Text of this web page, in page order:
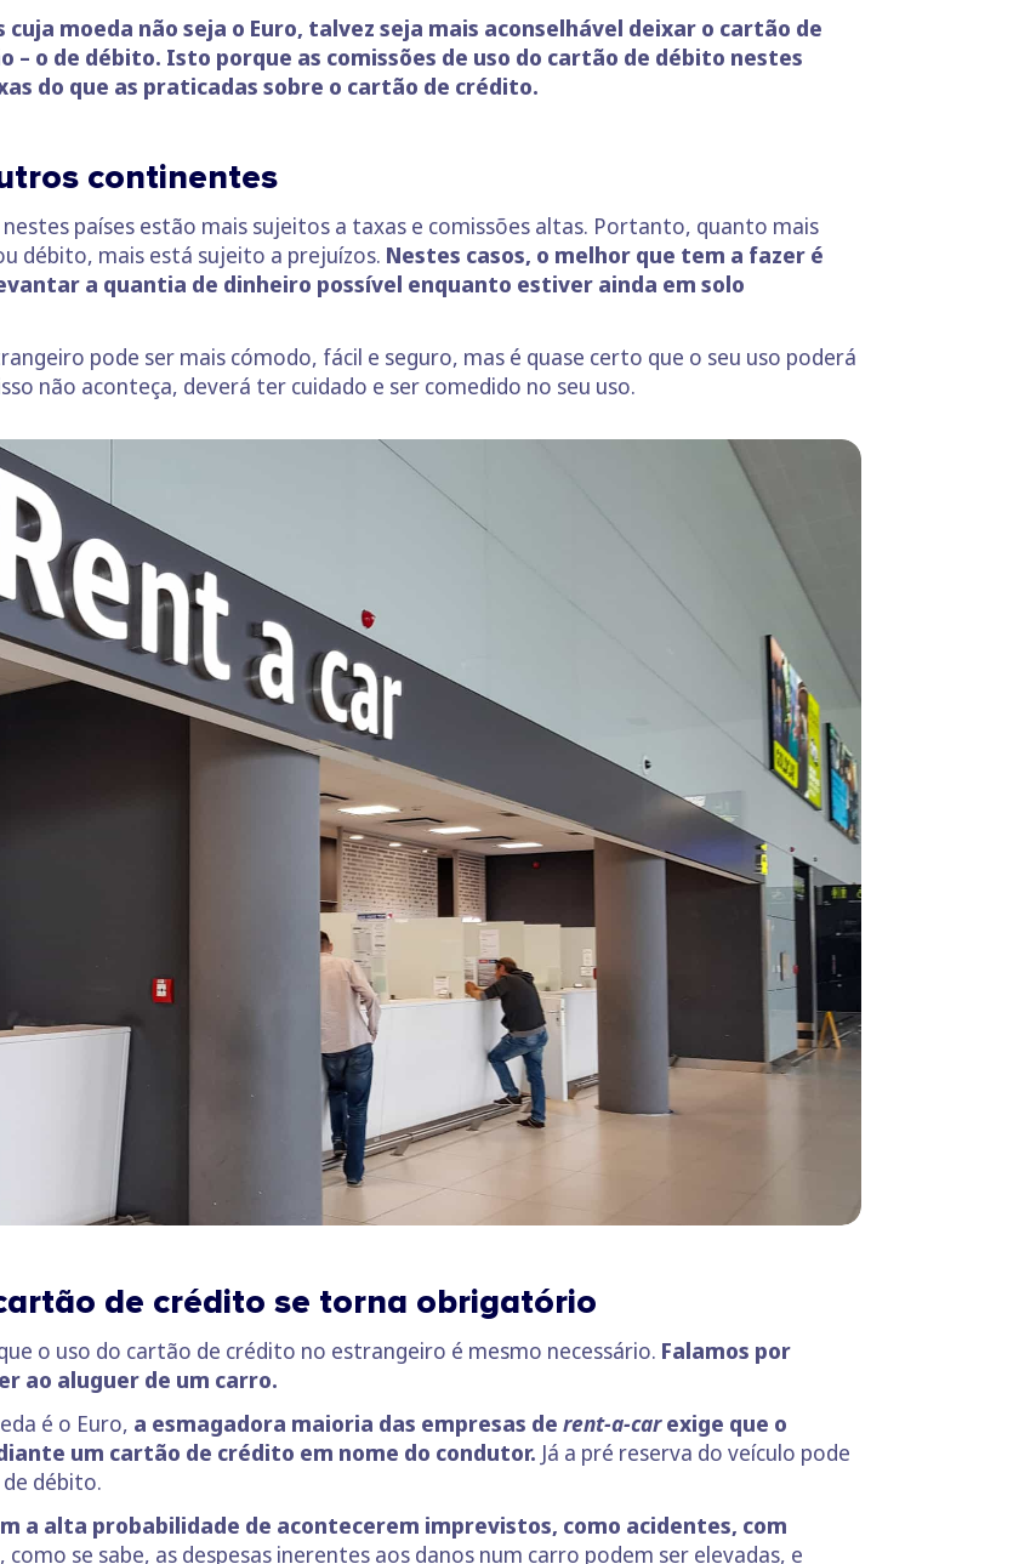
cuja moeda não seja o Euro, talvez seja mais aconselhável deixar o cartão de
o de débito. Isto porque as comissões de uso do cartão de débito nestes
do que as praticadas sobre o cartão de crédito.
continentes
países estão mais sujeitos a taxas e comissões altas. Portanto, quanto mais
débito, mais está sujeito a prejuízos. Nestes casos, o melhor que tem a fazer é
a quantia de dinheiro possível enquanto estiver ainda em solo
pode ser mais cómodo, fácil e seguro, mas é quase certo que o seu uso poderá
não aconteça, deverá ter cuidado e ser comedido no seu uso.
de crédito se torna obrigatório
o uso do cartão de crédito no estrangeiro é mesmo necessário. Falamos por
ao aluguer de um carro.
é o Euro, a esmagadora maioria das empresas de rent-a-carexige que o
um cartão de crédito em nome do condutor. Já a pré reserva do veículo pode
débito.
a alta probabilidade de acontecerem imprevistos, como acidentes, com
como se sabe, as despesas inerentes aos danos num carro podem ser elevadas, e